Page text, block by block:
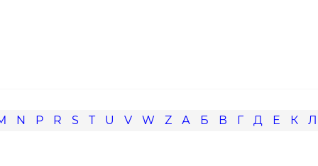
N P R S T U V W Z А Б В Г Д Е К Л